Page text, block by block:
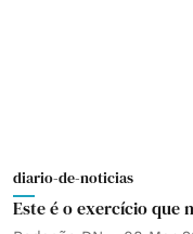
diario-de-noticias
Este é o exercício que